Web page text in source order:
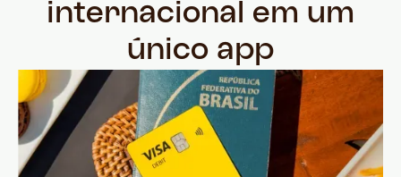
internacional em um
único app